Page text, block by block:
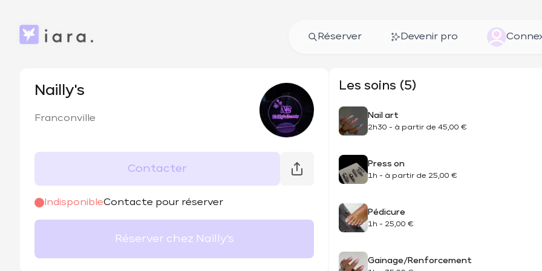
Réserver Devenir pro
Nailly's
Franconville
Contacter
IndisponibleContacte pour réserver
Réserver chez Nailly's
Les soins (5)
Nail art
2h30 - à partir de 45,00 €
Press on
1h - à partir de 25,00 €
Pédicure
1h - 25,00 €
Gainage/Renforcement